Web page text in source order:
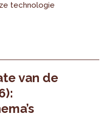
technologie
van de